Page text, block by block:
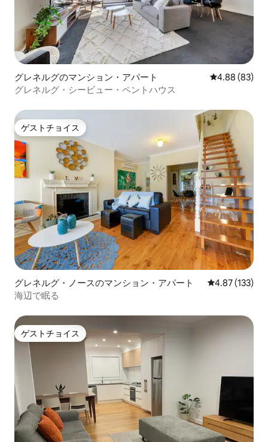
グレネルグのマンション・アパート レビュー83
4.88 (83)
グレネルグ・シービュー・ペントハウス
ゲストチョイス
ゲストチョイス
グレネルグ・ノースのマンション・アパート レビュー133
4.87 (133)
海辺で眠る
ゲストチョイス
ゲストチョイス